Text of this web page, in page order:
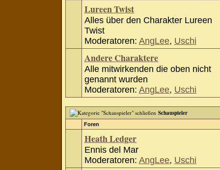
Lureen Twist
Alles über den Charakter Lureen
Twist
Moderatoren: AngLee, Uschi
Andere Charaktere
Alle mitwirkenden die oben nicht
genannt wurden
Moderatoren: AngLee, Uschi
Schauspieler
Foren
Heath Ledger
Ennis del Mar
Moderatoren: AngLee, Uschi